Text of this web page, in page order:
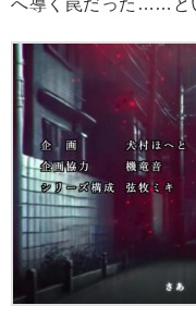
へ導く罠だった……と